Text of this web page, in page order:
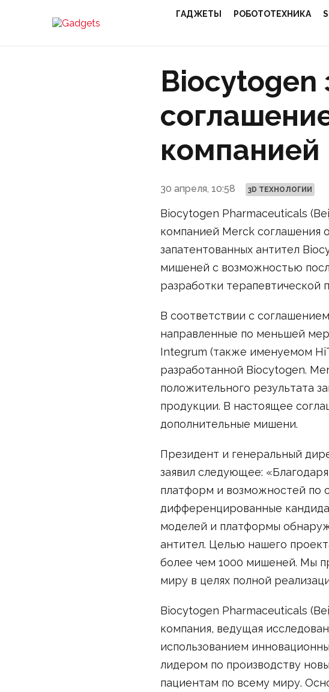
ГАДЖЕТЫ РОБОТОТЕХНИКА
Biocytogen
компанией
30 апреля, 10:58 3D ТЕХНОЛОГИИ
Biocytogen Pharmaceuticals
компанией Merck соглашения
запатентованных антител
мишеней с возможностью
разработки терапевтической
В соответствии с
направленные по меньшей
Integrum (также именуемом
разработанной Biocytogen.
положительного результата
продукции. В настоящее
дополнительные мишени.
Президент и генеральный
заявил следующее:
платформ и возможностей по
дифференцированные
моделей и платформы
антител. Целью нашего
более чем 1000 мишеней. Мы
миру в целях полной
Biocytogen Pharmaceuticals
компания, ведущая
использованием
лидером по производству
пациентам по всему миру.